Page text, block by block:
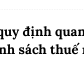
định
sách thuế